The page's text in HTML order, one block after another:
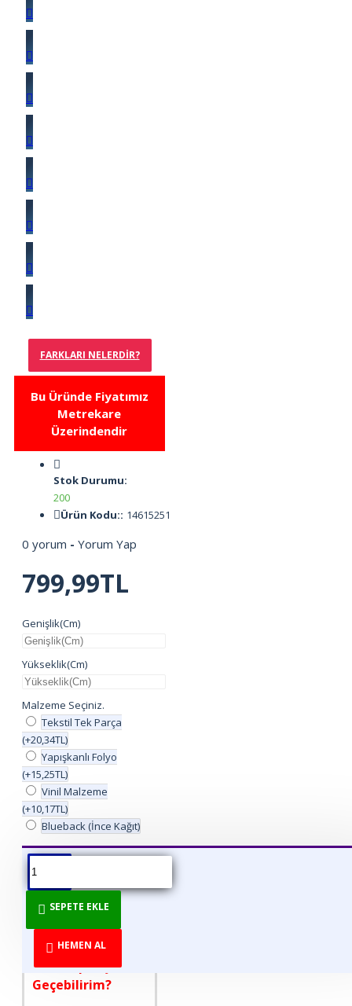
FARKLARI NELERDIR?
Bu Üründe Fiyatımız
Metrekare
Üzerindendir
Stok Durumu:
200
Ürün Kodu:: 14615251
0 yorum - Yorum Yap
799,99TL
Genişlik(Cm)
Yükseklik(Cm)
Malzeme Seçiniz.
Tekstil Tek Parça
(+20,34TL)
Yapışkanlı Folyo
(+15,25TL)
Vinil Malzeme
(+10,17TL)
Blueback (İnce Kağıt)
SEPETE EKLE
HEMEN AL
ÜRÜN BILGISI ÜRÜN YORUMLARI
DİREKT ÜRETİCİDEN
TÜKETİCİYE!
Nasıl Sipariş
Geçebilirim?